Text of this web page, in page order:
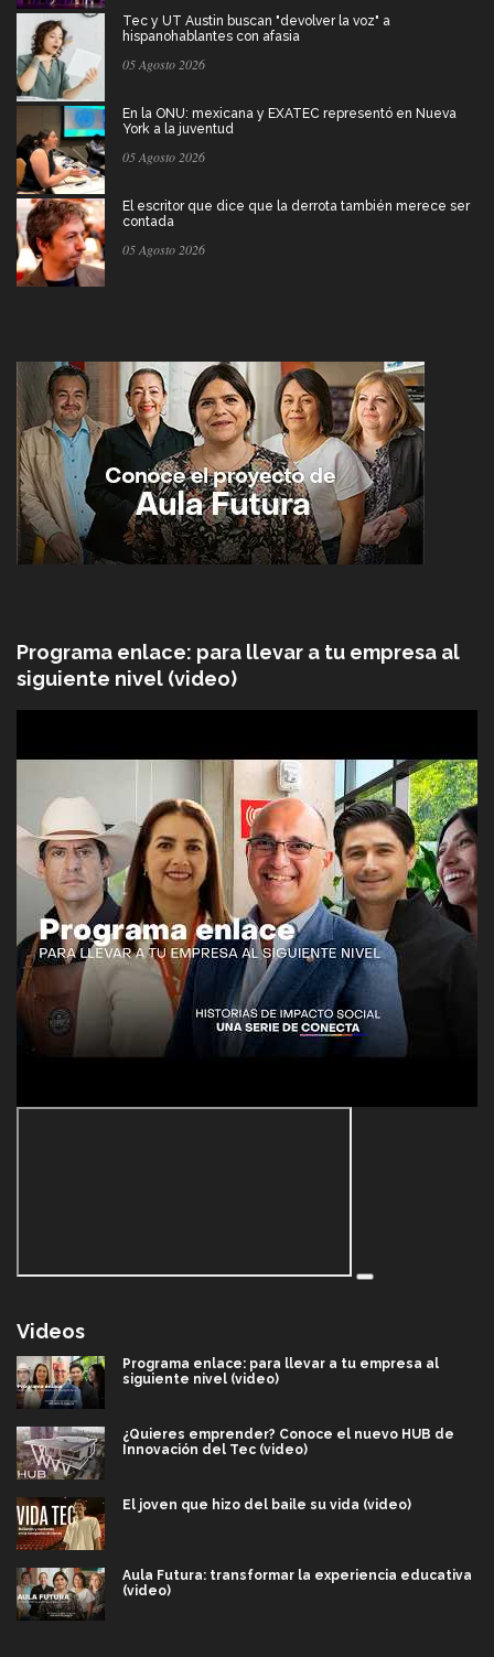
Tec y UT Austin buscan "devolver la voz" a
hispanohablantes con afasia
05 Agosto 2026
En la ONU: mexicana y EXATEC representó en Nueva
York a la juventud
05 Agosto 2026
El escritor que dice que la derrota también merece ser
contada
05 Agosto 2026
Programa enlace: para llevar a tu empresa al
siguiente nivel (video)
Videos
Programa enlace: para llevar a tu empresa al
siguiente nivel (video)
¿Quieres emprender? Conoce el nuevo HUB de
Innovación del Tec (video)
El joven que hizo del baile su vida (video)
Aula Futura: transformar la experiencia educativa
(video)